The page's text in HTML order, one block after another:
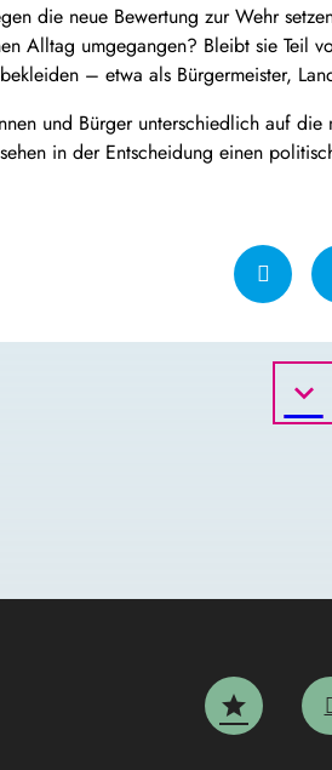
die neue Bewertung zur Wehr
Alltag umgegangen? Bleibt sie Teil
– etwa als Bürgermeister,
und Bürger unterschiedlich auf
in der Entscheidung einen